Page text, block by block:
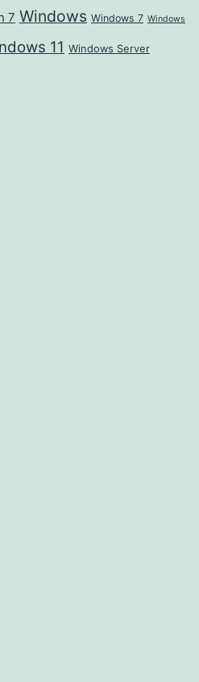
7 Windows Windows 7 Windows
11 Windows Server